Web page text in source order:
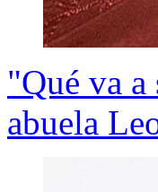
"Qué va a
abuela